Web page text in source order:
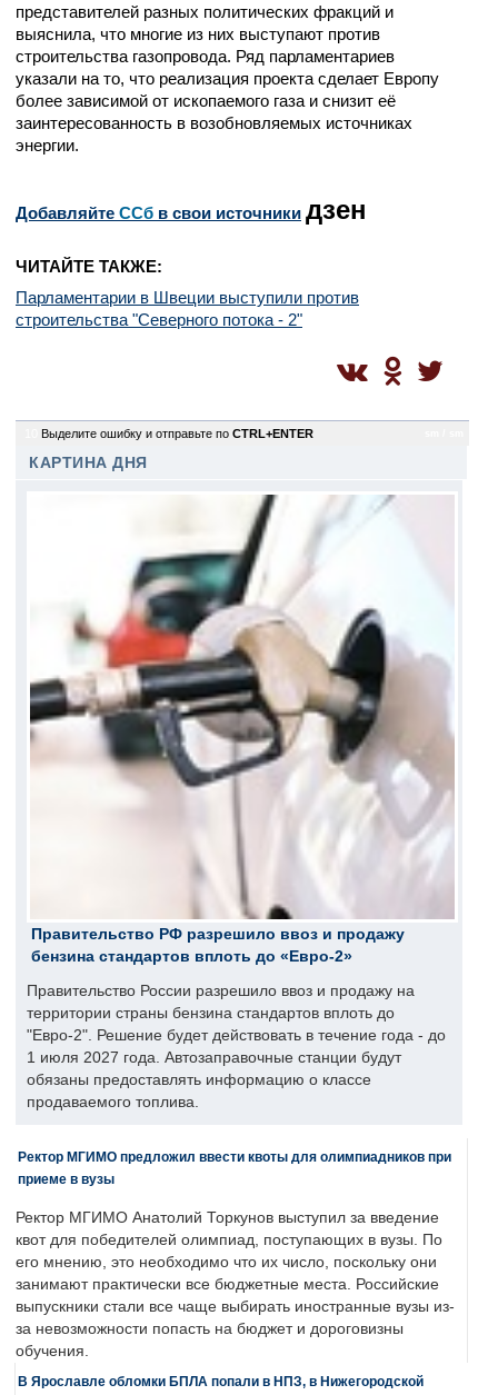
представителей разных политических фракций и
выяснила, что многие из них выступают против
строительства газопровода. Ряд парламентариев
указали на то, что реализация проекта сделает Европу
более зависимой от ископаемого газа и снизит её
заинтересованность в возобновляемых источниках
энергии.
Добавляйте CСб в свои источники дзен
ЧИТАЙТЕ ТАКЖЕ:
Парламентарии в Швеции выступили против
строительства "Северного потока - 2"
Выделите ошибку и отправьте по CTRL+ENTER
КАРТИНА ДНЯ
Правительство РФ разрешило ввоз и продажу
бензина стандартов вплоть до «Евро-2»
Правительство России разрешило ввоз и продажу на
территории страны бензина стандартов вплоть до
"Евро-2". Решение будет действовать в течение года - до
1 июля 2027 года. Автозаправочные станции будут
обязаны предоставлять информацию о классе
продаваемого топлива.
Ректор МГИМО предложил ввести квоты для олимпиадников при
приеме в вузы
Ректор МГИМО Анатолий Торкунов выступил за введение
квот для победителей олимпиад, поступающих в вузы. По
его мнению, это необходимо что их число, поскольку они
занимают практически все бюджетные места. Российские
выпускники стали все чаще выбирать иностранные вузы из-
за невозможности попасть на бюджет и дороговизны
обучения.
В Ярославле обломки БПЛА попали в НПЗ, в Нижегородской